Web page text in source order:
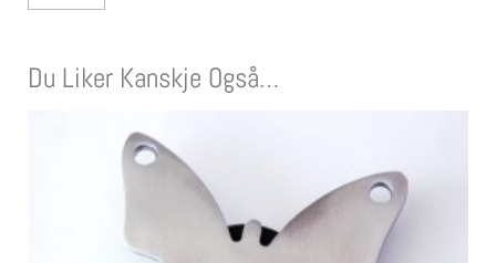
Du Liker Kanskje Også…